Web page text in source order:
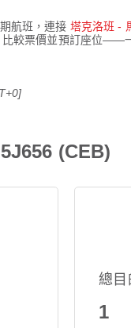
航班，連接 塔克洛班 -
比較票價並預訂座位——
(CEB)
總目
1